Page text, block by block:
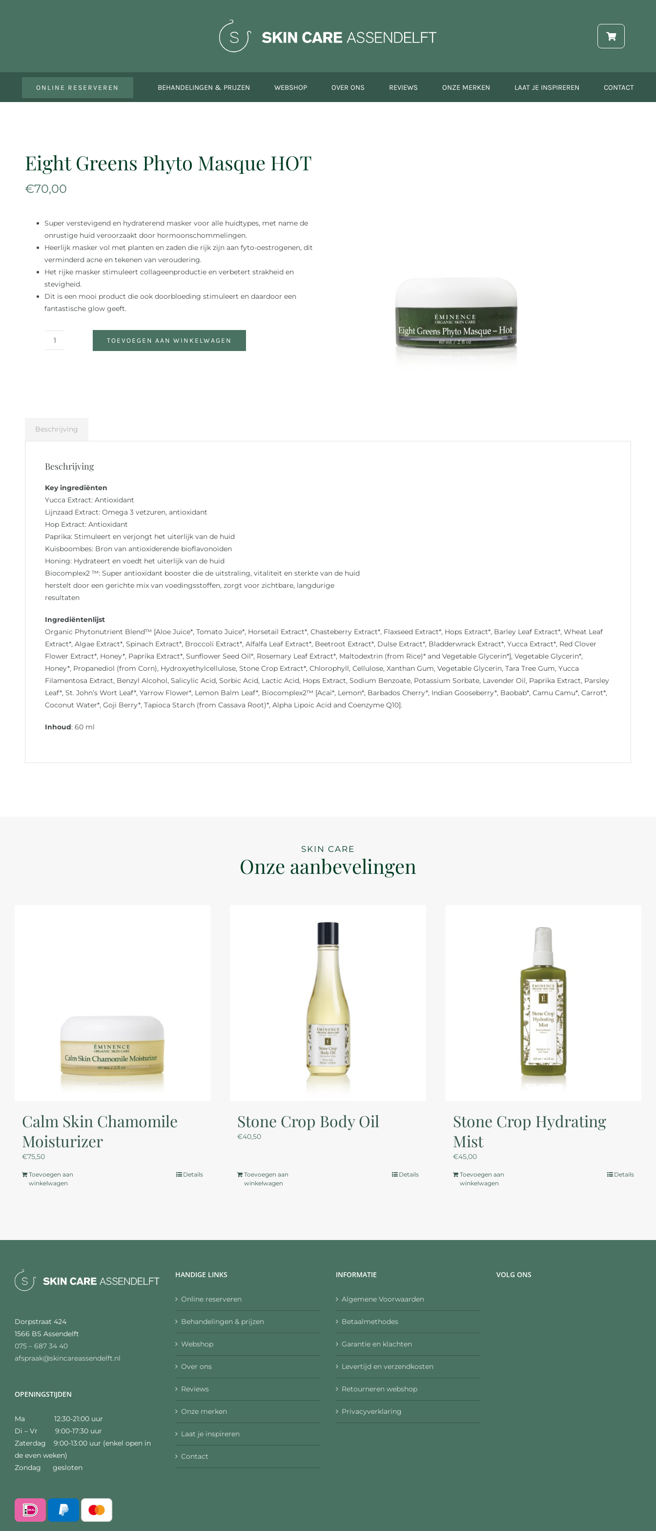
ONLINE RESERVEREN BEHANDELINGEN & PRIJZEN WEBSHOP OVER ONS REVIEWS ONZE MERKEN LAAT JE INSPIREREN CONTACT
Eight Greens Phyto Masque HOT
€70,00
Super verstevigend en hydraterend masker voor alle huidtypes, met name de
onrustige huid veroorzaakt door hormoonschommelingen.
Heerlijk masker vol met planten en zaden die rijk zijn aan fyto-oestrogenen, dit
verminderd acne en tekenen van veroudering.
Het rijke masker stimuleert collageenproductie en verbetert strakheid en
stevigheid.
Dit is een mooi product die ook doorbloeding stimuleert en daardoor een
fantastische glow geeft.
Eight
TOEVOEGEN AAN WINKELWAGEN
Beschrijving
Beschrijving
Key ingrediënten
Yucca Extract: Antioxidant
Lijnzaad Extract: Omega 3 vetzuren, antioxidant
Hop Extract: Antioxidant
Paprika: Stimuleert en verjongt het uiterlijk van de huid
Kuisboombes: Bron van antioxiderende bioflavonoïden
Honing: Hydrateert en voedt het uiterlijk van de huid
Biocomplex2 ™: Super antioxidant booster die de uitstraling, vitaliteit en sterkte van de huid
herstelt door een gerichte mix van voedingsstoffen, zorgt voor zichtbare, langdurige
resultaten
Ingrediëntenlijst
Organic Phytonutrient Blend™ [Aloe Juice*, Tomato Juice*, Horsetail Extract*, Chasteberry Extract*, Flaxseed Extract*, Hops Extract*, Barley Leaf Extract*, Wheat Leaf
Extract*, Algae Extract*, Spinach Extract*, Broccoli Extract*, Alfalfa Leaf Extract*, Beetroot Extract*, Dulse Extract*, Bladderwrack Extract*, Yucca Extract*, Red Clover
Flower Extract*, Honey*, Paprika Extract*, Sunflower Seed Oil*, Rosemary Leaf Extract*, Maltodextrin (from Rice)* and Vegetable Glycerin*], Vegetable Glycerin*,
Honey*, Propanediol (from Corn), Hydroxyethylcellulose, Stone Crop Extract*, Chlorophyll, Cellulose, Xanthan Gum, Vegetable Glycerin, Tara Tree Gum, Yucca
Filamentosa Extract, Benzyl Alcohol, Salicylic Acid, Sorbic Acid, Lactic Acid, Hops Extract, Sodium Benzoate, Potassium Sorbate, Lavender Oil, Paprika Extract, Parsley
Leaf*, St. John’s Wort Leaf*, Yarrow Flower*, Lemon Balm Leaf*, Biocomplex2™ [Acai*, Lemon*, Barbados Cherry*, Indian Gooseberry*, Baobab*, Camu Camu*, Carrot*,
Coconut Water*, Goji Berry*, Tapioca Starch (from Cassava Root)*, Alpha Lipoic Acid and Coenzyme Q10].
Inhoud: 60 ml
SKIN CARE
Onze aanbevelingen
Calm Skin Chamomile
Moisturizer
€75,50
Toevoegen aan
winkelwagen
Details
Stone Crop Body Oil
€40,50
Toevoegen aan
winkelwagen
Details
Stone Crop Hydrating
Mist
€45,00
Toevoegen aan
winkelwagen
Details
Dorpstraat 424
1566 BS Assendelft
075 – 687 34 40
afspraak@skincareassendelft.nl
OPENINGSTIJDEN
Ma 12:30-21:00 uur
Di – Vr 9:00-17:30 uur
Zaterdag 9:00-13:00 uur (enkel open in
de even weken)
Zondag gesloten
HANDIGE LINKS
Online reserveren
Behandelingen & prijzen
Webshop
Over ons
Reviews
Onze merken
Laat je inspireren
Contact
INFORMATIE
Algemene Voorwaarden
Betaalmethodes
Garantie en klachten
Levertijd en verzendkosten
Retourneren webshop
Privacyverklaring
VOLG ONS